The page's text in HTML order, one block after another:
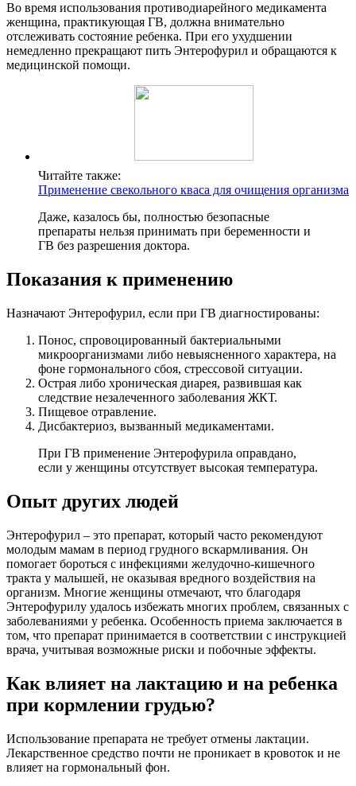
Во время использования противодиарейного медикамента
женщина, практикующая ГВ, должна внимательно
отслеживать состояние ребенка. При его ухудшении
немедленно прекращают пить Энтерофурил и обращаются к
медицинской помощи.
Читайте также:
Применение свекольного кваса для очищения организма
Даже, казалось бы, полностью безопасные
препараты нельзя принимать при беременности и
ГВ без разрешения доктора.
Показания к применению
Назначают Энтерофурил, если при ГВ диагностированы:
Понос, спровоцированный бактериальными
микроорганизмами либо невыясненного характера, на
фоне гормонального сбоя, стрессовой ситуации.
Острая либо хроническая диарея, развившая как
следствие незалеченного заболевания ЖКТ.
Пищевое отравление.
Дисбактериоз, вызванный медикаментами.
При ГВ применение Энтерофурила оправдано,
если у женщины отсутствует высокая температура.
Опыт других людей
Энтерофурил – это препарат, который часто рекомендуют
молодым мамам в период грудного вскармливания. Он
помогает бороться с инфекциями желудочно-кишечного
тракта у малышей, не оказывая вредного воздействия на
организм. Многие женщины отмечают, что благодаря
Энтерофурилу удалось избежать многих проблем, связанных с
заболеваниями у ребенка. Особенность приема заключается в
том, что препарат принимается в соответствии с инструкцией
врача, учитывая возможные риски и побочные эффекты.
Как влияет на лактацию и на ребенка
при кормлении грудью?
Использование препарата не требует отмены лактации.
Лекарственное средство почти не проникает в кровоток и не
влияет на гормональный фон.